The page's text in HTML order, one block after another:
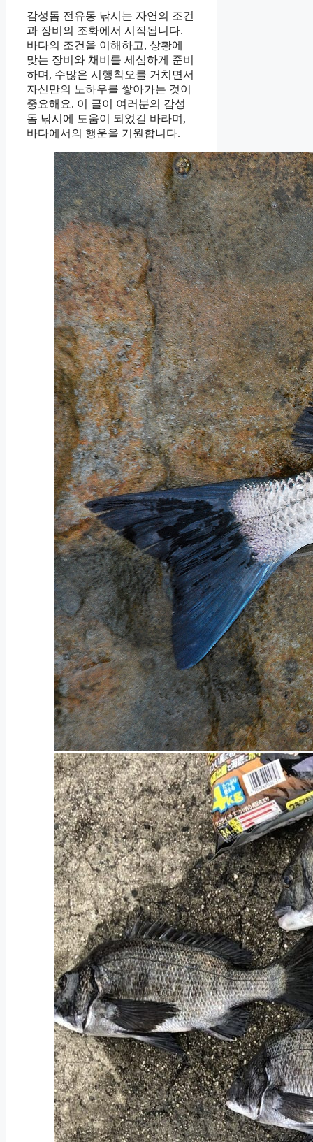
감성돔 전유동 낚시는 자연의 조건
과 장비의 조화에서 시작됩니다.
바다의 조건을 이해하고, 상황에
맞는 장비와 채비를 세심하게 준비
하며, 수많은 시행착오를 거치면서
자신만의 노하우를 쌓아가는 것이
중요해요. 이 글이 여러분의 감성
돔 낚시에 도움이 되었길 바라며,
바다에서의 행운을 기원합니다.